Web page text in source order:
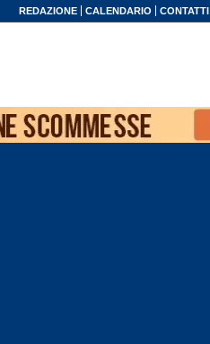
REDAZIONE CALENDARIO CONTATTI